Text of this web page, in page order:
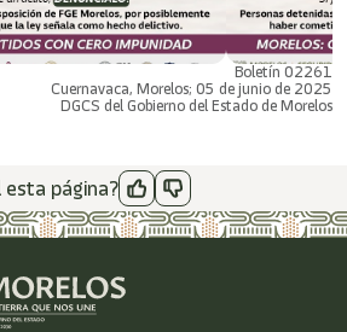
Boletín 02261
Cuernavaca, Morelos; 05 de junio de 2025
DGCS del Gobierno del Estado de Morelos
página?